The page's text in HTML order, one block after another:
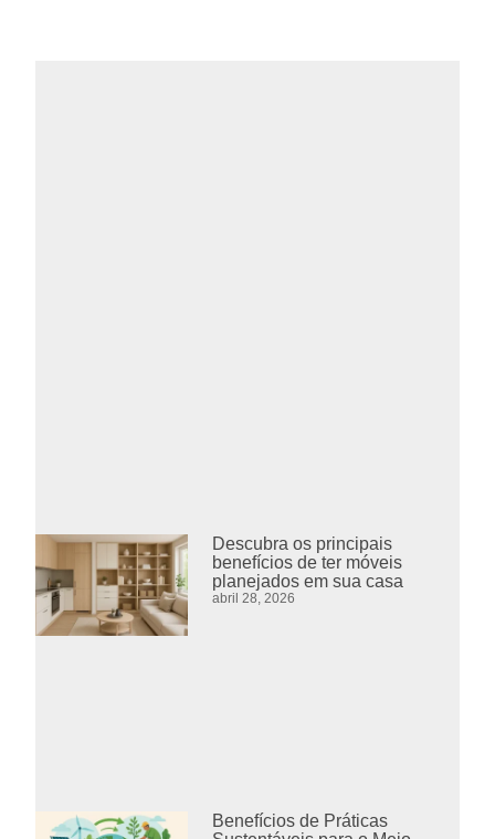
Descubra os principais
benefícios de ter móveis
planejados em sua casa
abril 28, 2026
Benefícios de Práticas